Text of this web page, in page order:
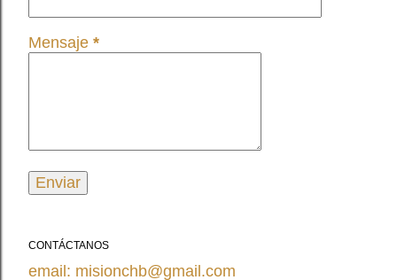
Mensaje *
CONTÁCTANOS
email: misionchb@gmail.com